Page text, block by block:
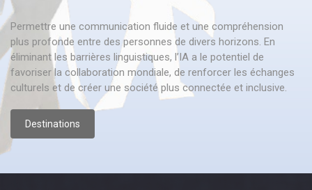
Permettre une communication fluide et une compréhension
plus profonde entre des personnes de divers horizons. En
éliminant les barrières linguistiques, l’IA a le potentiel de
favoriser la collaboration mondiale, de renforcer les échanges
culturels et de créer une société plus connectée et inclusive.
Destinations